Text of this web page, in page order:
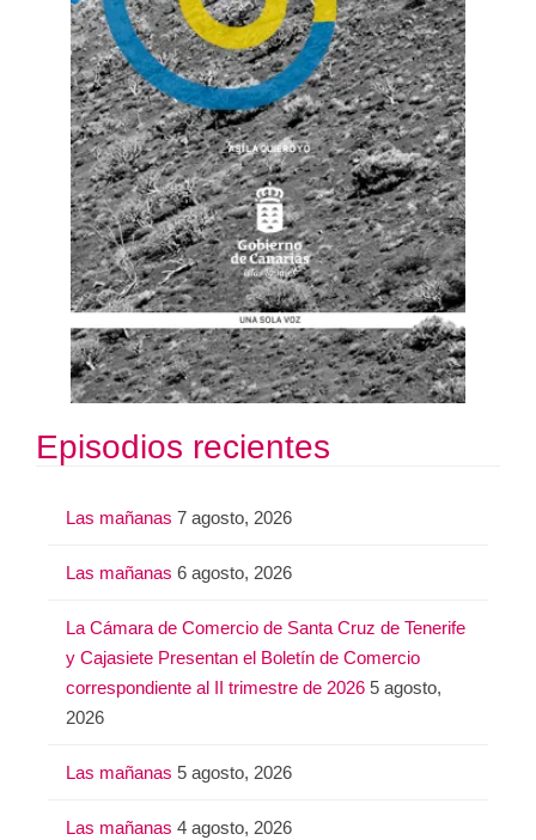
Episodios recientes
Las mañanas 7 agosto, 2026
Las mañanas 6 agosto, 2026
La Cámara de Comercio de Santa Cruz de Tenerife
y Cajasiete Presentan el Boletín de Comercio
correspondiente al II trimestre de 2026 5 agosto,
2026
Las mañanas 5 agosto, 2026
Las mañanas 4 agosto, 2026